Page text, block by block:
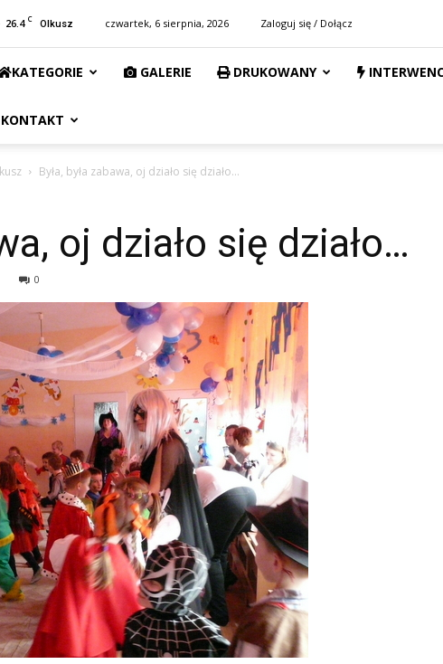
26.4 C Olkusz czwartek, 6 sierpnia, 2026 Zaloguj się / Dołącz
KATEGORIE GALERIE DRUKOWANY
KONTAKT
Była, była zabawa, oj działo się działo…
oj działo się działo…
0